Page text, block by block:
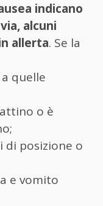
indicano
alcuni
allerta. Se la
quelle
o è
di posizione o
e vomito